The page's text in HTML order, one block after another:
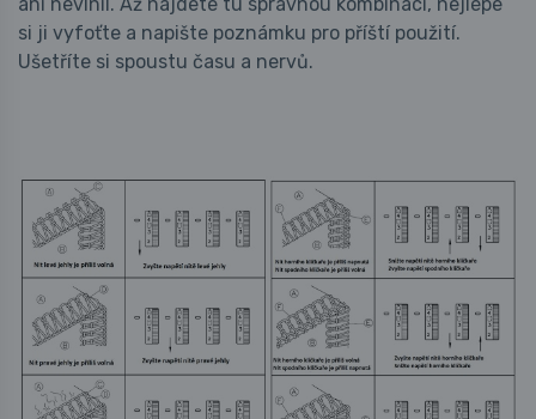
si ji vyfoťte a napište poznámku pro příští použití.
Ušetříte si spoustu času a nervů.